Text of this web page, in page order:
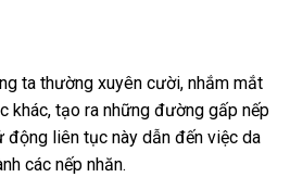
ta thường xuyên cười, nhắm mắt
khác, tạo ra những đường gấp nếp
động liên tục này dẫn đến việc da
các nếp nhăn.